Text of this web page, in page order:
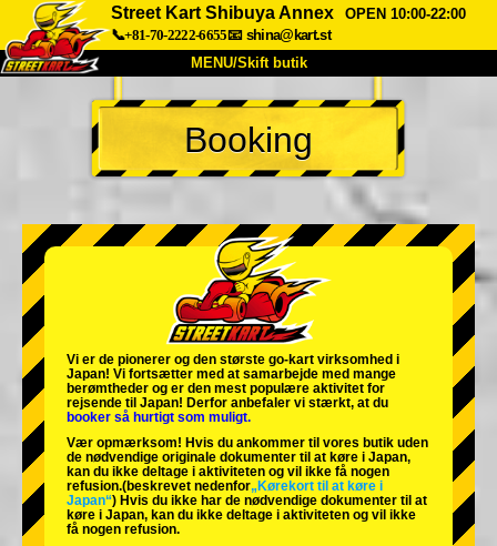
Street Kart Shibuya Annex
OPEN 10:00-22:00
📞+81-70-2222-6655📧 shina@kart.st
MENU/Skift butik
TOP
Om Specifikationer Pris
Virksomhed Booking
Skift butik
Tokyo Shinagawa Tokyo Akihabara#1
Tokyo Akihabara#2
Tokyo Shibuya Annex Tokyo Bay
Tokyo Asakusa Osaka
Okinawa
Booking
Vi er de pionerer og den største go-kart virksomhed i
Japan! Vi fortsætter med at samarbejde med mange
berømtheder og er den mest populære aktivitet for
rejsende til Japan! Derfor anbefaler vi stærkt, at du
booker så hurtigt som muligt.
Vær opmærksom! Hvis du ankommer til vores butik uden
de nødvendige originale dokumenter til at køre i Japan,
kan du ikke deltage i aktiviteten og vil ikke få nogen
refusion.(beskrevet nedenfor„Kørekort til at køre i
Japan“) Hvis du ikke har de nødvendige dokumenter til at
køre i Japan, kan du ikke deltage i aktiviteten og vil ikke
få nogen refusion.